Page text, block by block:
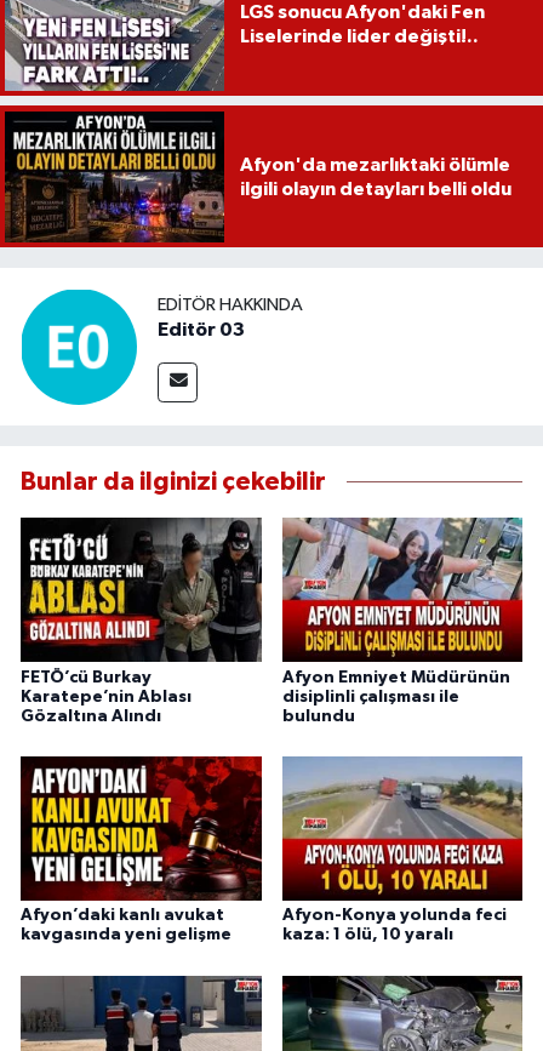
LGS sonucu Afyon'daki Fen
Liselerinde lider değişti!..
Afyon'da mezarlıktaki ölümle
ilgili olayın detayları belli oldu
EDITÖR HAKKINDA
Editör 03
Bunlar da ilginizi çekebilir
FETÖ’cü Burkay
Karatepe’nin Ablası
Gözaltına Alındı
Afyon Emniyet Müdürünün
disiplinli çalışması ile
bulundu
Afyon’daki kanlı avukat
kavgasında yeni gelişme
Afyon-Konya yolunda feci
kaza: 1 ölü, 10 yaralı